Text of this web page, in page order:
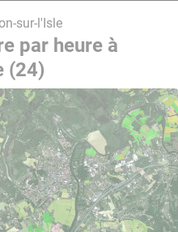
sur-l'Isle
par heure à
(24)